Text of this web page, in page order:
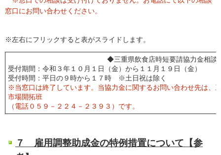
窓口にお問い合わせください。
※左右にフリックすると表がスライドします。
◆三重県飲食店時短要請協力金相
受付期間：令和３年１０月１日（金）から１１月１９日（金）
受付時間：平日の９時から１７時 ※土日祝は除く
※当窓口は終了しています。当協力金に関するお問い合わせ先は、
市場開拓班
（電話０５９－２２４－２３９３）です。
７ 雇用調整助成金の特例措置について【参